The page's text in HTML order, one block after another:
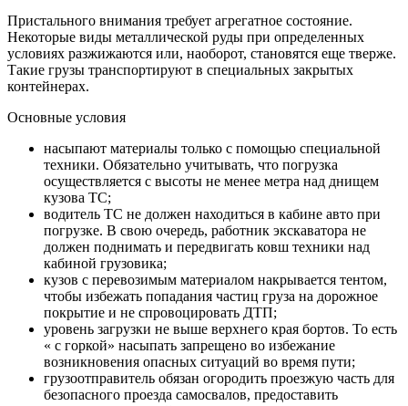
Пристального внимания требует агрегатное состояние.
Некоторые виды металлической руды при определенных
условиях разжижаются или, наоборот, становятся еще тверже.
Такие грузы транспортируют в специальных закрытых
контейнерах.
Основные условия
насыпают материалы только с помощью специальной
техники. Обязательно учитывать, что погрузка
осуществляется с высоты не менее метра над днищем
кузова ТС;
водитель ТС не должен находиться в кабине авто при
погрузке. В свою очередь, работник экскаватора не
должен поднимать и передвигать ковш техники над
кабиной грузовика;
кузов с перевозимым материалом накрывается тентом,
чтобы избежать попадания частиц груза на дорожное
покрытие и не спровоцировать ДТП;
уровень загрузки не выше верхнего края бортов. То есть
« с горкой» насыпать запрещено во избежание
возникновения опасных ситуаций во время пути;
грузоотправитель обязан огородить проезжую часть для
безопасного проезда самосвалов, предоставить